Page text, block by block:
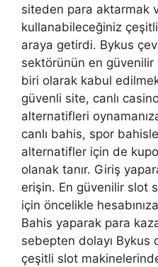
siteden para aktarmak
kullanabileceğiniz
araya getirdi. Bykus
sektörünün en güvenilir
biri olarak kabul
güvenli site, canlı
alternatifleri
canlı bahis, spor
alternatifler için de
olanak tanır. Giriş
erişin. En güvenilir slot
için öncelikle
Bahis yaparak para
sebepten dolayı Bykus
çeşitli slot